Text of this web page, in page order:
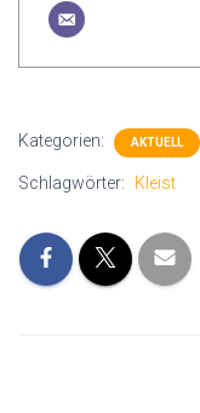
Kategorien: AKTUELL
Schlagwörter: Kleist